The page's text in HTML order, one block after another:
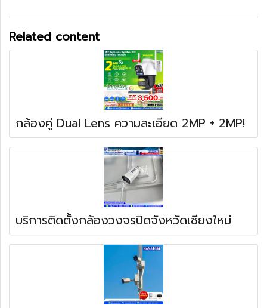
Related content
กล้องคู่ Dual Lens ความละเอียด 2MP + 2MP!
บริการติดตั้งกล้องวงจรปิดจังหวัดเชียงใหม่